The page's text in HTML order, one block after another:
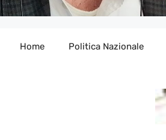
Home Politica Nazionale